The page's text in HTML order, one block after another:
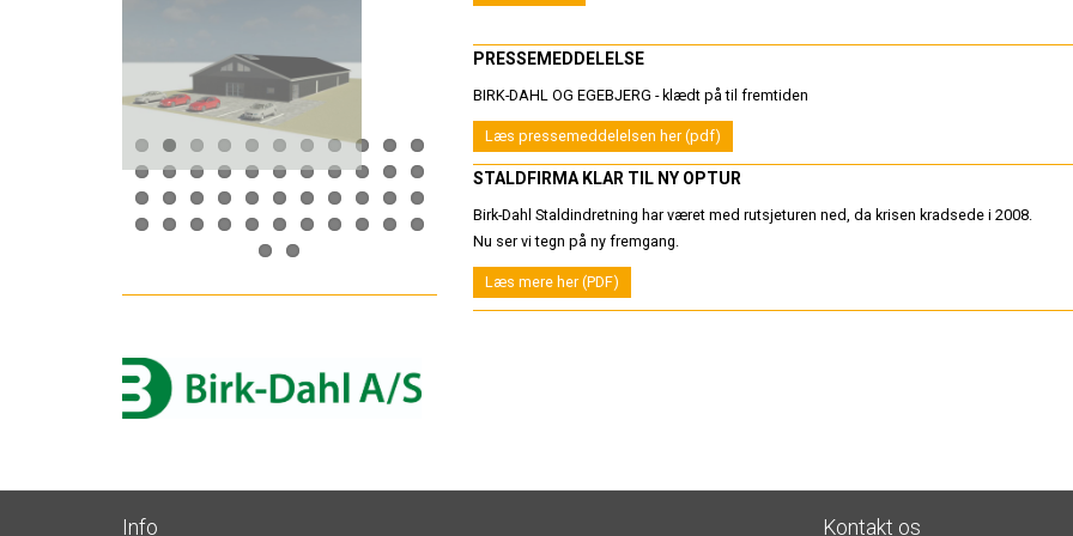
PRESSEMEDDELELSE
BIRK-DAHL OG EGEBJERG - klædt på til fremtiden
Læs pressemeddelelsen her (pdf)
STALDFIRMA KLAR TIL NY OPTUR
Birk-Dahl Staldindretning har været med rutsjeturen ned, da krisen kradsede i 2008.
Nu ser vi tegn på ny fremgang.
Læs mere her (PDF)
Info Kontakt os